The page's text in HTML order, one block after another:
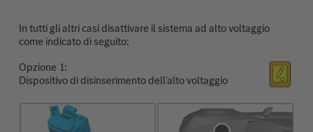
In tutti gli altri casi disattivare il sistema ad alto voltaggio
come indicato di seguito:
Opzione
Dispositivo di disinserimento dell'alto voltaggio